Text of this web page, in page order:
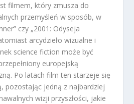
filmem, który zmusza do
przemyśleń w sposób, w
czy „2001: Odyseja
arcydzieło wizualne i
science fiction może być
europejską
Po latach film ten starzeje się
pozostając jedną z najbardziej
wizji przyszłości, jakie